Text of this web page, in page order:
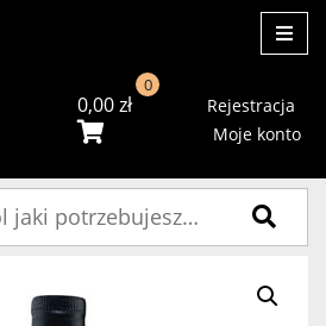
0,00zł
0
Rejestracja
Moje konto